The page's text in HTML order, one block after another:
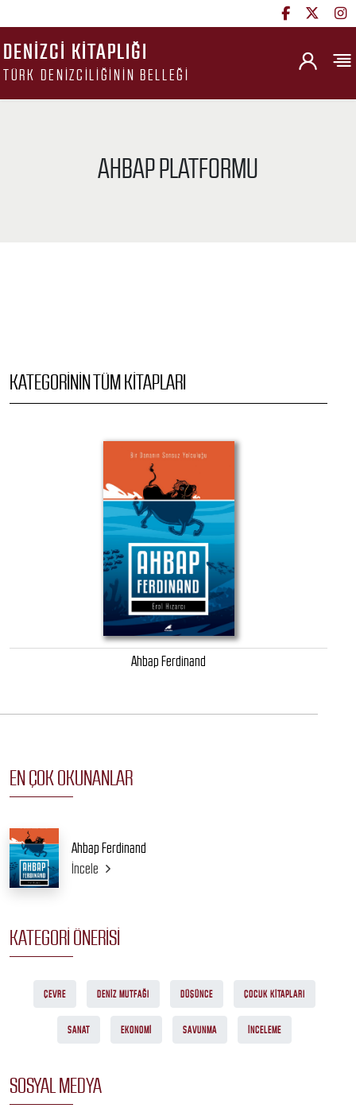
DENIZCI KITAPLIĞI
TÜRK DENIZCILIĞININ BELLEĞI
AHBAP PLATFORMU
KATEGORININ TÜM KITAPLARI
Ahbap Ferdinand
EN ÇOK OKUNANLAR
Ahbap Ferdinand
İncele
KATEGORI ÖNERISI
ÇEVRE DENIZ MUTFAĞI DÜŞÜNCE ÇOCUK KITAPLARI
SANAT EKONOMI SAVUNMA İNCELEME
SOSYAL MEDYA